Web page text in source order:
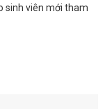
sinh viên mới tham